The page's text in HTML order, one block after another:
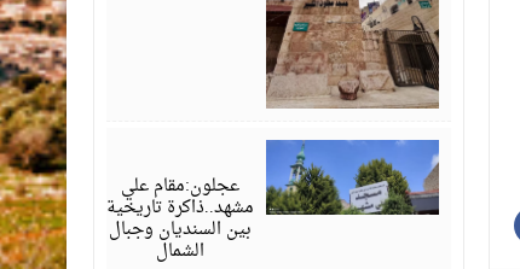
عجلون:مقام علي
مشهد..ذاكرة تاريخية
بين السنديان وجبال
الشمال
مارس
2026